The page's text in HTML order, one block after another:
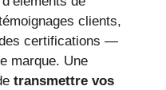
clients,
certifications —
marque. Une
transmettre vos